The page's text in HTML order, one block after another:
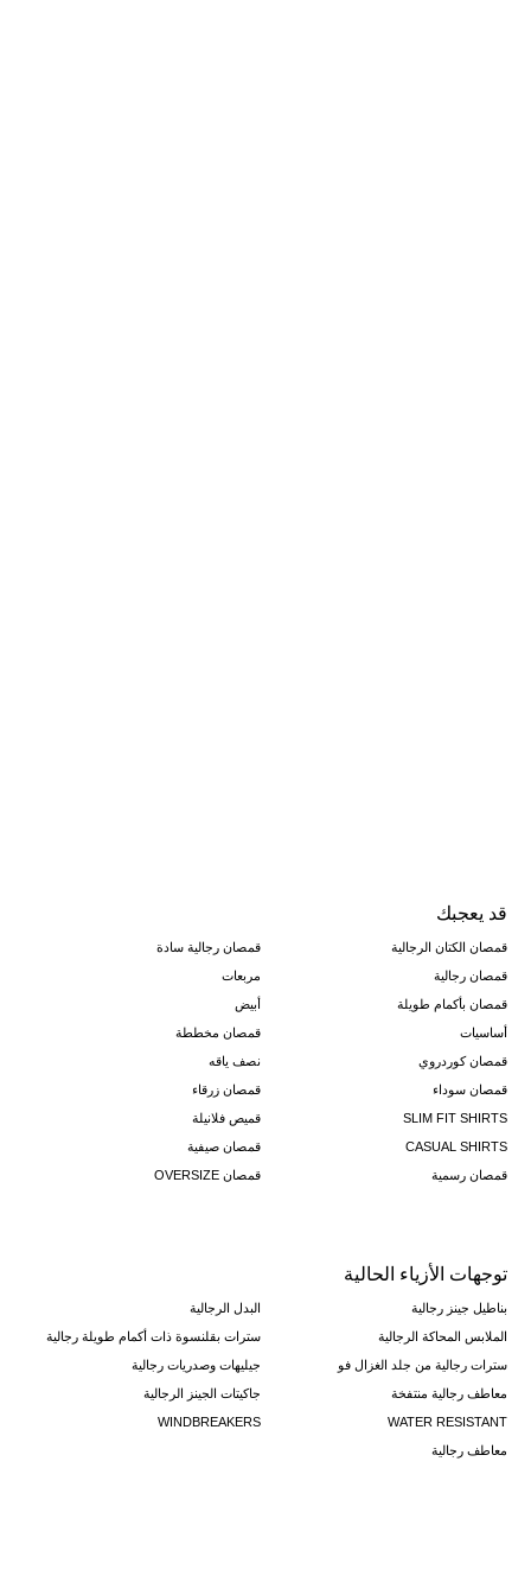
قد يعجبك
قمصان الكتان الرجالية
قمصان رجالية سادة
قمصان رجالية
مربعات
قمصان بأكمام طويلة
أبيض
أساسيات
قمصان مخططة
قمصان كوردروي
نصف ياقه
قمصان سوداء
قمصان زرقاء
SLIM FIT SHIRTS
قميص فلانيلة
CASUAL SHIRTS
قمصان صيفية
قمصان رسمية
قمصان OVERSIZE
توجهات الأزياء الحالية
بناطيل جينز رجالية
البدل الرجالية
الملابس المحاكة الرجالية
سترات بقلنسوة ذات أكمام طويلة رجالية
سترات رجالية من جلد الغزال فو
جيليهات وصدريات رجالية
معاطف رجالية منتفخة
جاكيتات الجينز الرجالية
WATER RESISTANT
WINDBREAKERS
معاطف رجالية